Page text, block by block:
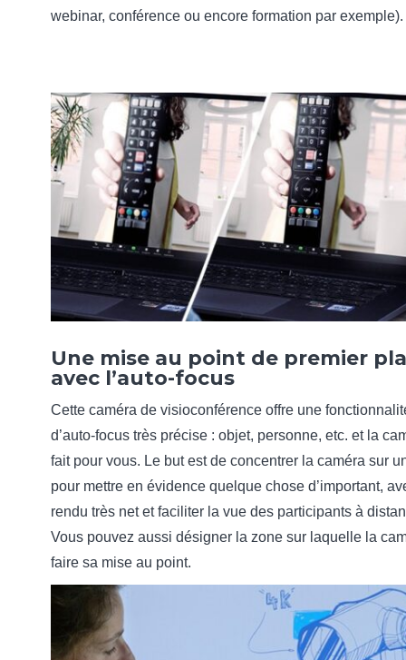
webinar, conférence ou encore formation par exemple).
Une mise au point de premier
avec l’auto-focus
Cette caméra de visioconférence offre une
d’auto-focus très précise : objet, personne, etc. et la
fait pour vous. Le but est de concentrer la caméra sur
pour mettre en évidence quelque chose d’important,
rendu très net et faciliter la vue des participants à
Vous pouvez aussi désigner la zone sur laquelle la
faire sa mise au point.